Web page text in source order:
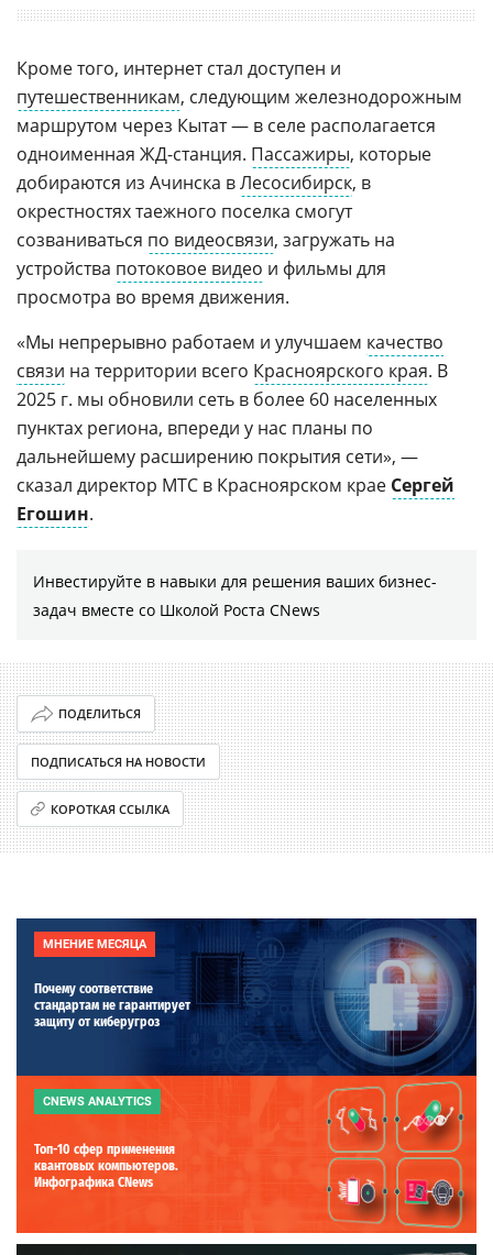
Кроме того, интернет стал доступен и
путешественникам, следующим железнодорожным
маршрутом через Кытат — в селе располагается
одноименная ЖД-станция. Пассажиры, которые
добираются из Ачинска вЛесосибирск, в
окрестностях таежного поселка смогут
созваниваться по видеосвязи, загружать на
устройства потоковое видео и фильмы для
просмотра во время движения.
«Мы непрерывно работаем и улучшаем качество
связи на территории всего Красноярского края. В
2025 г. мы обновили сеть в более 60 населенных
пунктах региона, впереди у нас планы по
дальнейшему расширению покрытия сети», —
сказал директор МТС в Красноярском крае Сергей
Егошин.
Инвестируйте в навыки для решения ваших бизнес-
задач вместе со Школой Роста CNews
ПОДЕЛИТЬСЯ
ПОДПИСАТЬСЯ НА НОВОСТИ
КОРОТКАЯ ССЫЛКА
МНЕНИЕ МЕСЯЦА
Почему соответствие
стандартам не гарантирует
защиту от киберугроз
CNEWS ANALYTICS
Топ-10 сфер применения
квантовых компьютеров.
Инфографика CNews